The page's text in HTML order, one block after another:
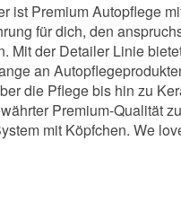
ist Premium Autopflege
für dich, den
Mit der Detailer Linie
an
die Pflege bis hin zu
Premium-Qualität
mit Köpfchen. We